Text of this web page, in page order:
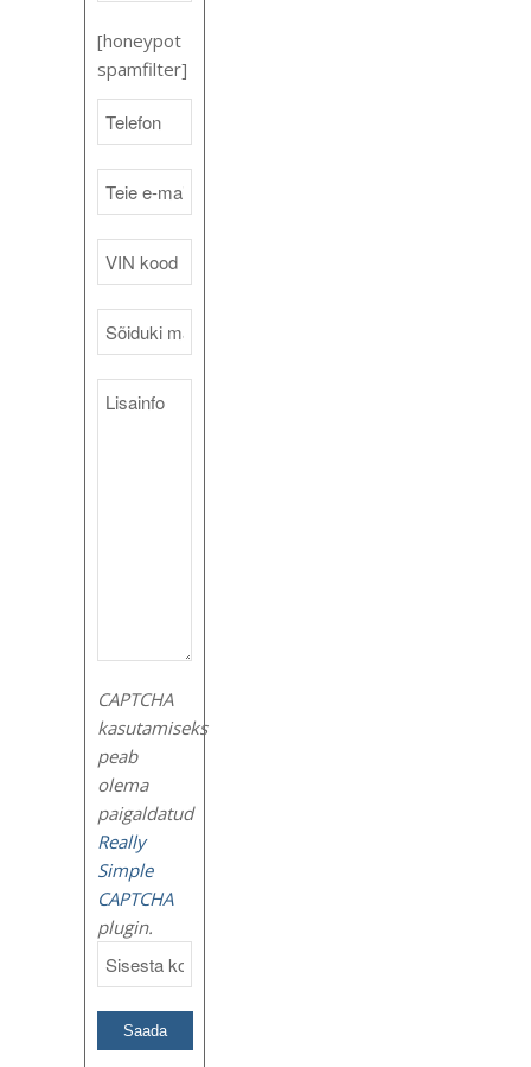
[honeypot
spamfilter]
CAPTCHA
kasutamiseks
peab
olema
paigaldatud
Really
Simple
CAPTCHA
plugin.